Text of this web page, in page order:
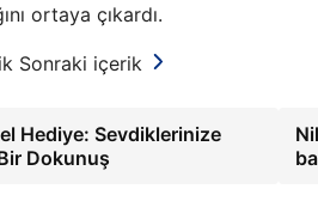
ortaya çıkardı.
Sonraki içerik
Hediye: Sevdiklerinize
Dokunuş